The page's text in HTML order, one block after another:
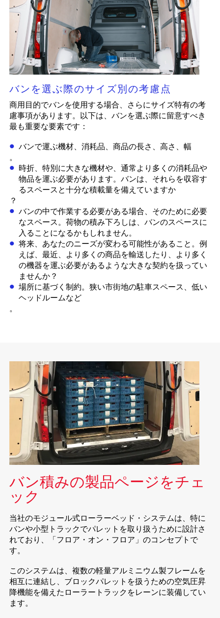
バンを選ぶ際のサイズ別の考慮点
商用目的でバンを使用する場合、さらにサイズ特有の考
慮事項があります。以下は、バンを選ぶ際に留意すべき
最も重要な要素です：
バンで運ぶ機材、消耗品、商品の長さ、高さ、幅
。
時折、特別に大きな機材や、通常より多くの消耗品や
物品を運ぶ必要があります。バンは、それらを収容す
るスペースと十分な積載量を備えていますか
？
バンの中で作業する必要がある場合、そのために必要
なスペース。荷物の積み下ろしは、バンのスペースに
入ることになるかもしれません。
将来、あなたのニーズが変わる可能性があること。例
えば、最近、より多くの商品を輸送したり、より多く
の機器を運ぶ必要があるような大きな契約を扱ってい
ませんか？
場所に基づく制約。狭い市街地の駐車スペース、低い
ヘッドルームなど
。
バン積みの製品ページをチェ
ック
当社のモジュール式ローラーベッド・システムは、特に
バンや小型トラックでパレットを取り扱うために設計さ
れており、「フロア・オン・フロア」のコンセプトで
す。
このシステムは、複数の軽量アルミニウム製フレームを
相互に連結し、ブロックパレットを扱うための空気圧昇
降機能を備えたローラートラックをレーンに装備してい
ます。